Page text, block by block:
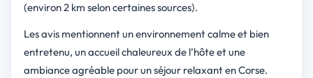
(environ 2 km selon certaines sources).
Les avis mentionnent un environnement calme et bien
entretenu, un accueil chaleureux de l’hôte et une
ambiance agréable pour un séjour relaxant en Corse.